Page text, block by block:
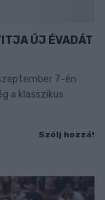
ÚJ ÉVADÁT
7-én
a klasszikus
Szólj hozzá!